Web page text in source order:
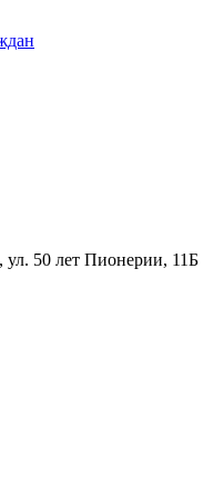
50 лет Пионерии, 11Б